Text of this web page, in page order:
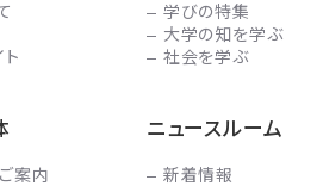
学びの特集
大学の知を学ぶ
社会を学ぶ
案内
ニュースルーム
新着情報